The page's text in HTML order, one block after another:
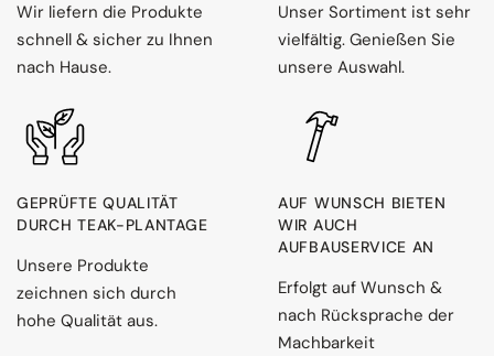
Wir liefern die Produkte
schnell & sicher zu Ihnen
nach Hause.
Unser Sortiment ist sehr
vielfältig. Genießen Sie
unsere Auswahl.
GEPRÜFTE QUALITÄT
DURCH TEAK-PLANTAGE
Unsere Produkte
zeichnen sich durch
hohe Qualität aus.
AUF WUNSCH BIETEN
WIR AUCH
AUFBAUSERVICE AN
Erfolgt auf Wunsch &
nach Rücksprache der
Machbarkeit